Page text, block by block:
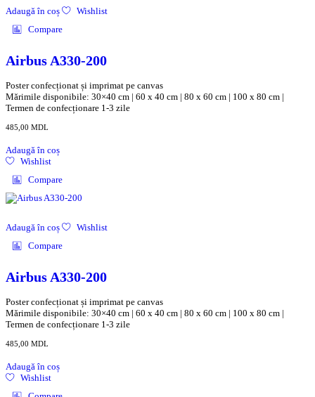
Adaugă în coș
Wishlist
Compare
Airbus A330-200
Poster confecționat și imprimat pe canvas
Mărimile disponibile: 30×40 cm | 60 x 40 cm | 80 x 60 cm | 100 x 80 cm |
Termen de confecționare 1-3 zile
485,00 MDL
Adaugă în coș
Wishlist
Compare
Adaugă în coș
Wishlist
Compare
Airbus A330-200
Poster confecționat și imprimat pe canvas
Mărimile disponibile: 30×40 cm | 60 x 40 cm | 80 x 60 cm | 100 x 80 cm |
Termen de confecționare 1-3 zile
485,00 MDL
Adaugă în coș
Wishlist